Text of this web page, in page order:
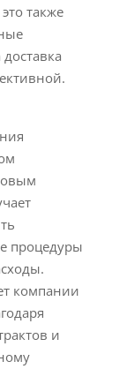
также
процедуры
компании
и